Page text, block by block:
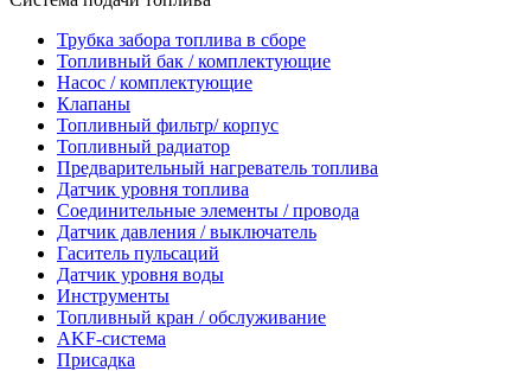
Трубка забора топлива в сборе
Топливный бак / комплектующие
Насос / комплектующие
Клапаны
Топливный фильтр/ корпус
Топливный радиатор
Предварительный нагреватель топлива
Датчик уровня топлива
Соединительные элементы / провода
Датчик давления / выключатель
Гаситель пульсаций
Датчик уровня воды
Инструменты
Топливный кран / обслуживание
AKF-система
Присадка